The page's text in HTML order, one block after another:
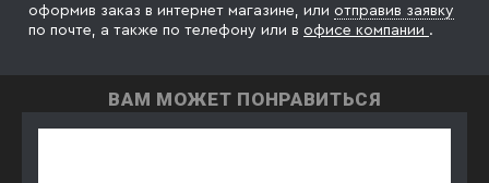
оформив заказ в интернет магазине, или отправив заявку
по почте, а также по телефону или в офисе компании .
ВАМ МОЖЕТ ПОНРАВИТЬСЯ